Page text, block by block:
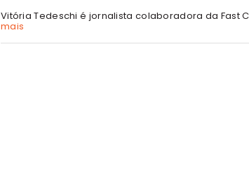
Vitória Tedeschi é jornalista colaboradora da Fast
mais